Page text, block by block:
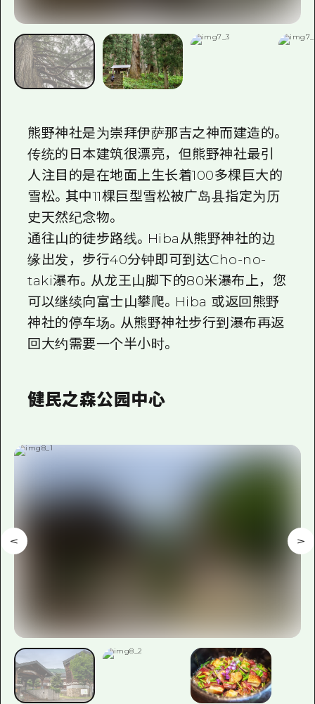
熊野神社是为崇拜伊萨那吉之神而建造的。
传统的日本建筑很漂亮，但熊野神社最引
人注目的是在地面上生长着100多棵巨大的
雪松。其中11棵巨型雪松被广岛县指定为历
史天然纪念物。
通往山的徒步路线。Hiba从熊野神社的边
缘出发，步行40分钟即可到达Cho-no-
taki瀑布。从龙王山脚下的80米瀑布上，您
可以继续向富士山攀爬。Hiba 或返回熊野
神社的停车场。从熊野神社步行到瀑布再返
回大约需要一个半小时。
健民之森公园中心